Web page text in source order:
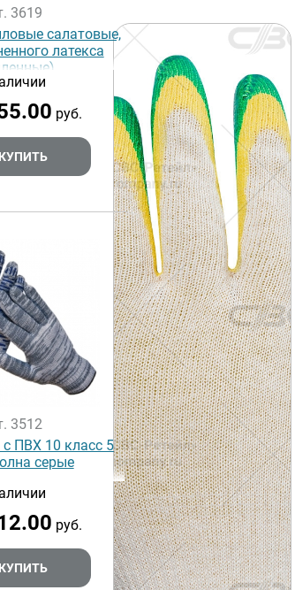
3619
салатовые,
латекса
руб.
КУПИТЬ
3512
ПВХ 10 класс 5
серые
руб.
КУПИТЬ